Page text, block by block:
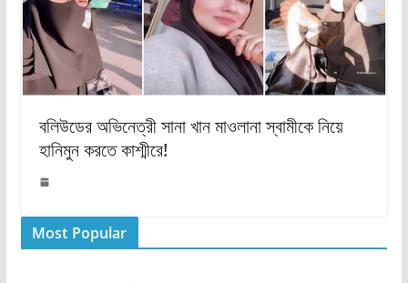
বলিউডের অভিনেত্রী সানা খান মাওলানা স্বামীকে নিয়ে
হানিমুন করতে কাশ্মীরে!
Most Popular